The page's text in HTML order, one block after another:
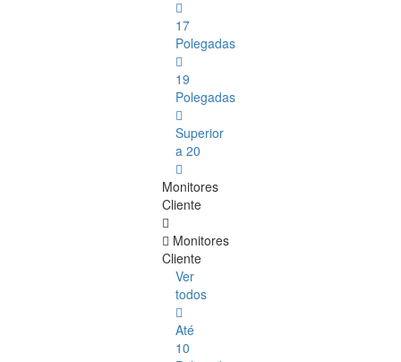
17
Polegadas
19
Polegadas
Superior
a 20
Monitores
Cliente
Monitores
Cliente
Ver
todos
Até
10